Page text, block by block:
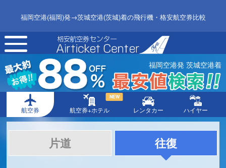
福岡空港(福岡)発→茨城空港(茨城)着の飛行機・格安航空券比較
toggle
navigation
福岡空港発 茨城空港着
航空券 航空券+ホテル
NEW
レンタカー ハイヤー
片道 往復